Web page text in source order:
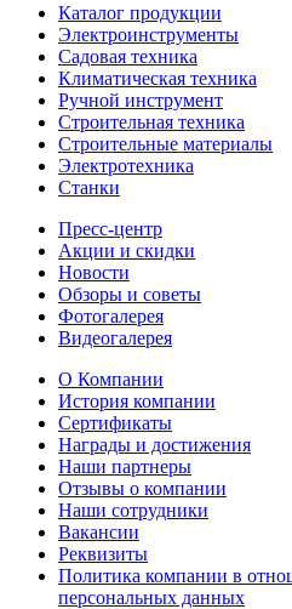
Каталог продукции
Электроинструменты
Садовая техника
Климатическая техника
Ручной инструмент
Строительная техника
Строительные материалы
Электротехника
Станки
Пресс-центр
Акции и скидки
Новости
Обзоры и советы
Фотогалерея
Видеогалерея
О Компании
История компании
Сертификаты
Награды и достижения
Наши партнеры
Отзывы о компании
Наши сотрудники
Вакансии
Реквизиты
Политика компании в
персональных данных